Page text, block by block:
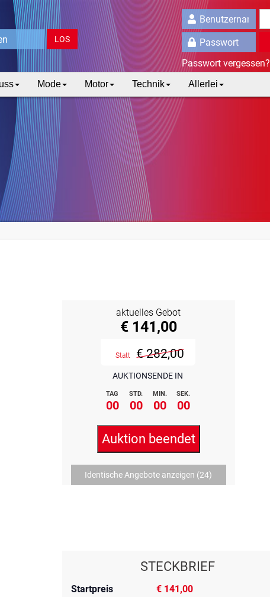
LOS
Passwort vergessen?
Mode Motor Technik Allerlei
AUKTIONSENDE IN
TAG STD. MIN. SEK.
00 00 00 00
aktuelles Gebot
€ 141,00
Statt € 282,00
Auktion beendet
Identische Angebote anzeigen (24)
STECKBRIEF
Startpreis
€ 141,00